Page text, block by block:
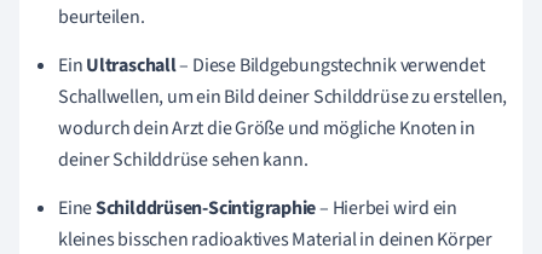
beurteilen.
EinUltraschall– Diese Bildgebungstechnik verwendet
Schallwellen, um ein Bild deiner Schilddrüse zu erstellen,
wodurch dein Arzt die Größe und mögliche Knoten in
deiner Schilddrüse sehen kann.
EineSchilddrüsen-Scintigraphie– Hierbei wird ein
kleines bisschen radioaktives Material in deinen Körper